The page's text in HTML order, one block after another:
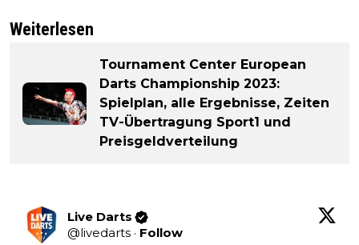
Weiterlesen
Tournament Center European
Darts Championship 2023:
Spielplan, alle Ergebnisse, Zeiten
TV-Übertragung Sport1 und
Preisgeldverteilung
Live Darts
@livedarts · Follow